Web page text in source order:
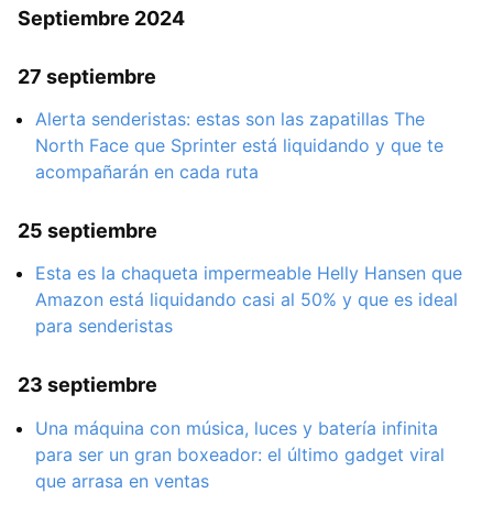
Septiembre 2024
27 septiembre
Alerta senderistas: estas son las zapatillas The
North Face que Sprinter está liquidando y que te
acompañarán en cada ruta
25 septiembre
Esta es la chaqueta impermeable Helly Hansen que
Amazon está liquidando casi al 50% y que es ideal
para senderistas
23 septiembre
Una máquina con música, luces y batería infinita
para ser un gran boxeador: el último gadget viral
que arrasa en ventas